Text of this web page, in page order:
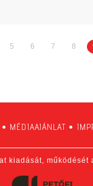
5 6 7 8
• MÉDIAAJÁNLAT •
kiadását,